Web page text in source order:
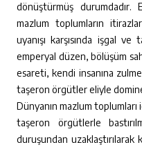
dönüştürmüş durumdadır.
mazlum toplumların
uyanışı karşısında işgal
emperyal düzen, bölüşüm
esareti, kendi insanına
taşeron örgütler eliyle
Dünyanın mazlum
taşeron örgütlerle
duruşundan uzaklaştırılarak